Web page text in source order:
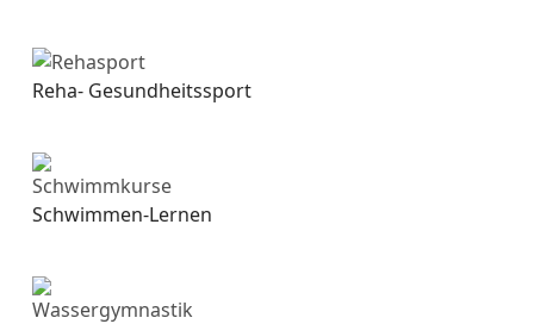
Reha- Gesundheitssport
Schwimmen-Lernen